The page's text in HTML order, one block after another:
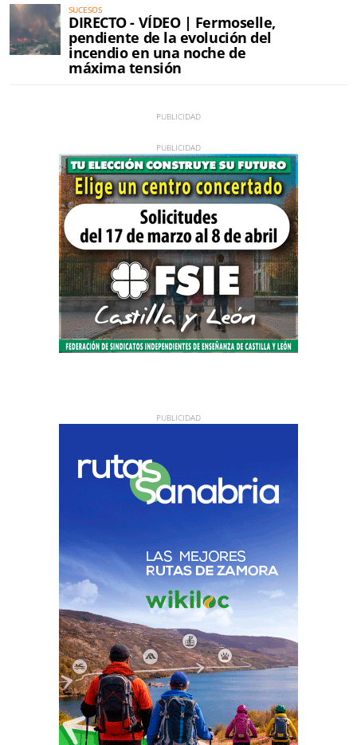
SUCESOS
DIRECTO - VÍDEO | Fermoselle,
pendiente de la evolución del
incendio en una noche de
máxima tensión